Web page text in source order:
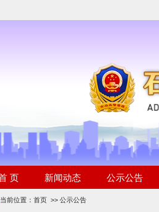
当前位置： 首页>> 公示公告